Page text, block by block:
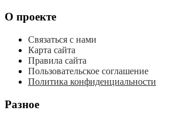
О проекте
Связаться с нами
Карта сайта
Правила сайта
Пользовательское соглашение
Политика конфиденциальности
Разное